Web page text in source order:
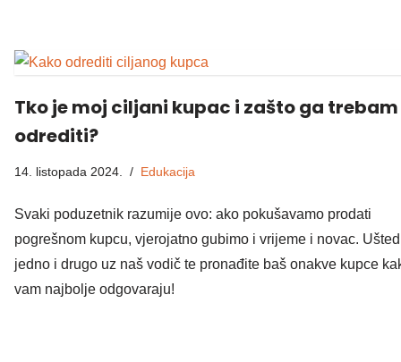
Tko je moj ciljani kupac i zašto ga trebam
odrediti?
14. listopada 2024. Edukacija
Svaki poduzetnik razumije ovo: ako pokušavamo prodati
pogrešnom kupcu, vjerojatno gubimo i vrijeme i novac.
jedno i drugo uz naš vodič te pronađite baš onakve kupce
vam najbolje odgovaraju!